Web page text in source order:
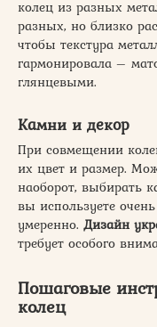
колец из разных
разных, но близко
чтобы текстура
гармонировала –
глянцевыми.
Камни и декор
При совмещении
их цвет и размер.
наоборот, выбирать
вы используете
умеренно. Дизайн
требует особого
Пошаговые
колец